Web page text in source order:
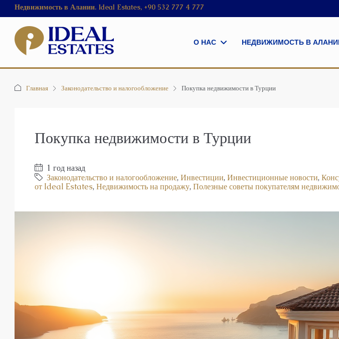
Недвижимость в Алании. Ideal Estates, +90 532 777 4 777
О НАС НЕДВИЖИМОСТЬ В
Главная Законодательство и налогообложение Покупка недвижимости в Турции
Покупка недвижимости в Турции
1 год назад
Законодательство и налогообложение, Инвестиции, Инвестиционные новости,
от Ideal Estates, Недвижимость на продажу, Полезные советы покупателям